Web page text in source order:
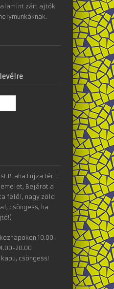
zárt ajtók
Blaha Lujza tér 1.
emelet, Bejárat a
felől, nagy zöld
csöngess, ha
10.00-
20.00
csöngess!